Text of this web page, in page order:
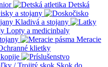
Detská
a stojany
Kladivá a stojany
Lopty a medicinbaly
Meracie
klietky
Skok do